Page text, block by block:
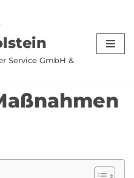
Service GmbH &